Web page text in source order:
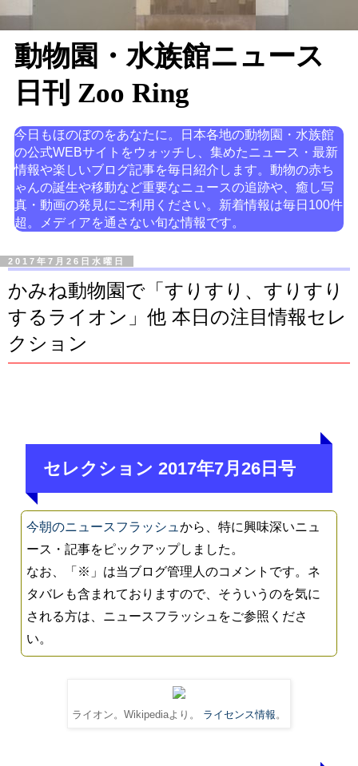
動物園・水族館ニュース
日刊 Zoo Ring
今日もほのぼのをあなたに。日本各地の動物園・水族館
の公式WEBサイトをウォッチし、集めたニュース・最新
情報や楽しいブログ記事を毎日紹介します。動物の赤ち
ゃんの誕生や移動など重要なニュースの追跡や、癒し写
真・動画の発見にご利用ください。新着情報は毎日100件
超。メディアを通さない旬な情報です。
2017年7月26日水曜日
かみね動物園で「すりすり、すりすり
するライオン」他 本日の注目情報セレ
クション
セレクション 2017年7月26日号
今朝のニュースフラッシュから、特に興味深いニュ
ース・記事をピックアップしました。
なお、「※」は当ブログ管理人のコメントです。ネ
タバレも含まれておりますので、そういうのを気に
される方は、ニュースフラッシュをご参照くださ
い。
ライオン。Wikipediaより。 ライセンス情報 。